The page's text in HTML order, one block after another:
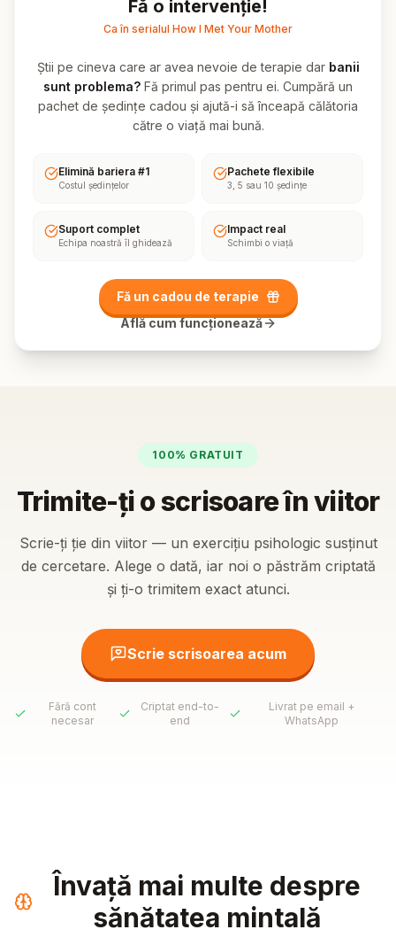
Fă o intervenție!
Ca în serialul How I Met Your Mother
Știi pe cineva care ar avea nevoie de terapie dar banii
sunt problema? Fă primul pas pentru ei. Cumpără un
pachet de ședințe cadou și ajută-i să înceapă călătoria
către o viață mai bună.
Elimină bariera #1
Costul ședințelor
Pachete flexibile
3, 5 sau 10 ședințe
Suport complet
Echipa noastră îl ghidează
Impact real
Schimbi o viață
Fă un cadou de terapie
Află cum funcționează
100% GRATUIT
Trimite-ți o scrisoare în viitor
Scrie-ți ție din viitor — un exercițiu psihologic susținut
de cercetare. Alege o dată, iar noi o păstrăm criptată
și ți-o trimitem exact atunci.
Scrie scrisoarea acum
Fără cont
necesar
Criptat end-to-
end
Livrat pe email +
WhatsApp
Învață mai multe despre
sănătatea mintală